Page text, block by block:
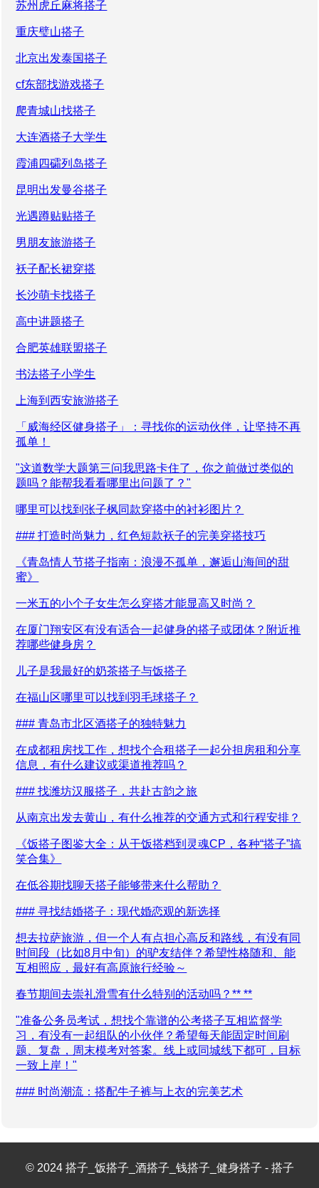
苏州虎丘麻将搭子
重庆璧山搭子
北京出发泰国搭子
cf东部找游戏搭子
爬青城山找搭子
大连酒搭子大学生
霞浦四礵列岛搭子
昆明出发曼谷搭子
光遇蹲贴贴搭子
男朋友旅游搭子
袄子配长裙穿搭
长沙萌卡找搭子
高中讲题搭子
合肥英雄联盟搭子
书法搭子小学生
上海到西安旅游搭子
「威海经区健身搭子」：寻找你的运动伙伴，让坚持不再
孤单！
"这道数学大题第三问我思路卡住了，你之前做过类似的
题吗？能帮我看看哪里出问题了？"
哪里可以找到张子枫同款穿搭中的衬衫图片？
### 打造时尚魅力，红色短款袄子的完美穿搭技巧
《青岛情人节搭子指南：浪漫不孤单，邂逅山海间的甜
蜜》
一米五的小个子女生怎么穿搭才能显高又时尚？
在厦门翔安区有没有适合一起健身的搭子或团体？附近推
荐哪些健身房？
儿子是我最好的奶茶搭子与饭搭子
在福山区哪里可以找到羽毛球搭子？
### 青岛市北区酒搭子的独特魅力
在成都租房找工作，想找个合租搭子一起分担房租和分享
信息，有什么建议或渠道推荐吗？
### 找潍坊汉服搭子，共赴古韵之旅
从南京出发去黄山，有什么推荐的交通方式和行程安排？
《饭搭子图鉴大全：从干饭搭档到灵魂CP，各种“搭子”搞
笑合集》
在低谷期找聊天搭子能够带来什么帮助？
### 寻找结婚搭子：现代婚恋观的新选择
想去拉萨旅游，但一个人有点担心高反和路线，有没有同
时间段（比如8月中旬）的驴友结伴？希望性格随和、能
互相照应，最好有高原旅行经验～
春节期间去崇礼滑雪有什么特别的活动吗？** **
"准备公务员考试，想找个靠谱的公考搭子互相监督学
习，有没有一起组队的小伙伴？希望每天能固定时间刷
题、复盘，周末模考对答案。线上或同城线下都可，目标
一致上岸！"
### 时尚潮流：搭配牛子裤与上衣的完美艺术
© 2024 搭子_饭搭子_酒搭子_钱搭子_健身搭子 - 搭子